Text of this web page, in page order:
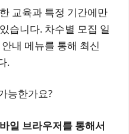
교육과 특정 기간에만
습니다. 차수별 모집 일
내 메뉴를 통해 최신
.
능한가요?
일 브라우저를 통해서